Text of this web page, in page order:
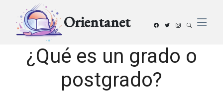
Orientanet
¿Qué es un grado o
postgrado?